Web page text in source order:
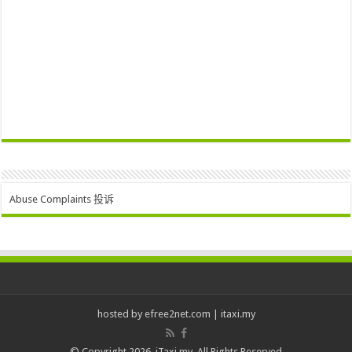
Abuse Complaints 投诉
hosted by efree2net.com itaxi.my